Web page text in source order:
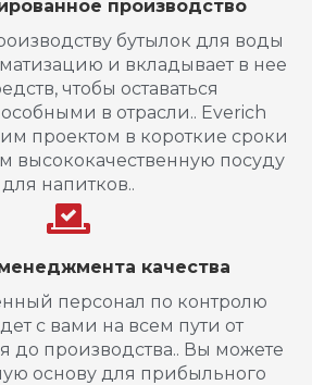
производство
бутылок для воды
и вкладывает в нее
чтобы оставаться
в отрасли.. Everich
проектом в короткие сроки
высококачественную посуду
для напитков..
качества
персонал по контролю
с вами на всем пути от
до производства.. Вы можете
основу для прибыльного